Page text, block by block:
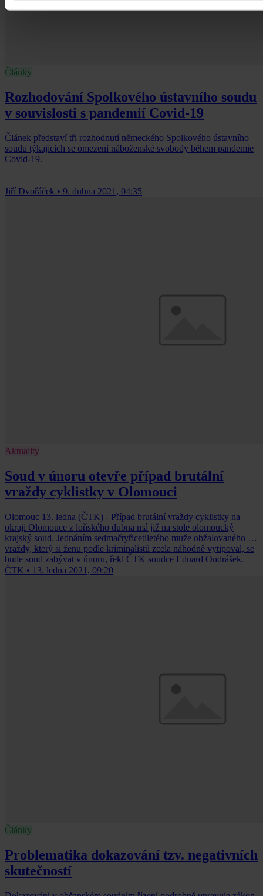
Články
Rozhodování Spolkového ústavního soudu
v souvislosti s pandemií Covid-19
Článek představí tři rozhodnutí německého Spolkového ústavního
soudu týkajících se omezení náboženské svobody během pandemie
Covid-19.
Jiří Dvořáček • 9. dubna 2021, 04:35
Aktuality
Soud v únoru otevře případ brutální
vraždy cyklistky v Olomouci
Olomouc 13. ledna (ČTK) - Případ brutální vraždy cyklistky na
okraji Olomouce z loňského dubna má již na stole olomoucký
krajský soud. Jednáním sedmačtyřicetiletého muže obžalovaného z
vraždy, který si ženu podle kriminalistů zcela náhodně vytipoval, se
bude soud zabývat v únoru, řekl ČTK soudce Eduard Ondrášek.
ČTK • 13. ledna 2021, 09:20
Články
Problematika dokazování tzv. negativních
skutečností